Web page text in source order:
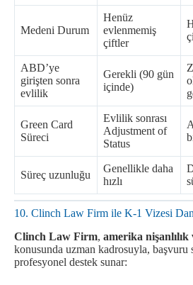
Medeni Durum
Henüz
evlenmemiş
çiftler
ABD’ye
girişten sonra
evlilik
Gerekli (90 gün
içinde)
Green Card
Süreci
Evlilik sonrası
Adjustment of
Status
Süreç uzunluğu
Genellikle daha
hızlı
10. Clinch Law Firm ile K-1 Vizesi
Clinch Law Firm, amerika nişanlılık
konusunda uzman kadrosuyla, başvuru
profesyonel destek sunar: